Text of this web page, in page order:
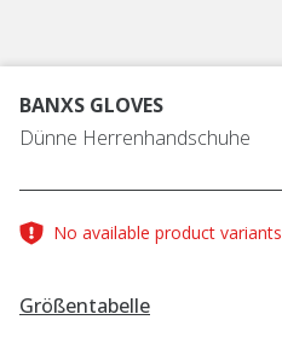
BANXS GLOVES
Dünne Herrenhandschuhe
No available product variants
Größentabelle